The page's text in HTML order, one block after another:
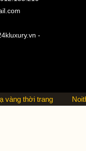
-
vàng thời trang